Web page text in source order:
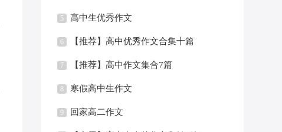
5 高中生优秀作文
6 【推荐】高中优秀作文合集十篇
7 【推荐】高中作文集合7篇
8 寒假高中生作文
9 回家高二作文